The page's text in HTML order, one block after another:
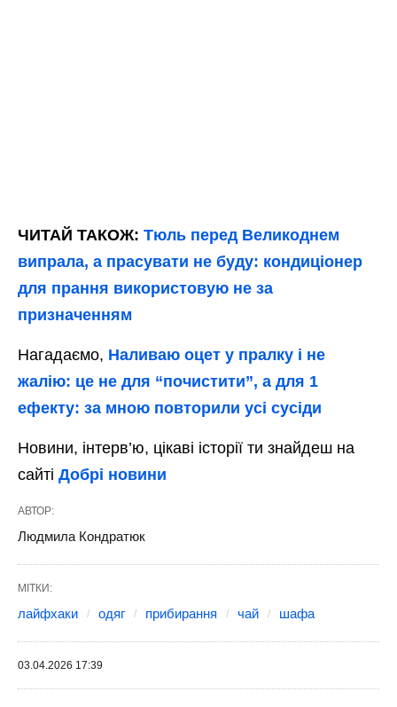
ЧИТАЙ ТАКОЖ: Тюль перед Великоднем
випрала, а прасувати не буду: кондиціонер
для прання використовую не за
призначенням
Нагадаємо, Наливаю оцет у пралку і не
жалію: це не для “почистити”, а для 1
ефекту: за мною повторили усі сусіди
Новини, інтерв’ю, цікаві історії ти знайдеш на
сайті Добрі новини
АВТОР:
Людмила Кондратюк
МІТКИ:
лайфхаки одяг прибирання чай шафа
03.04.2026 17:39